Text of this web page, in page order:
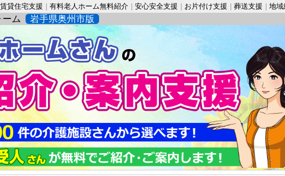
貸住宅支援 有料老人ホーム無料紹介 安心安全支援 お片付け支援 葬送支援 地
ーム 岩手県奥州市版